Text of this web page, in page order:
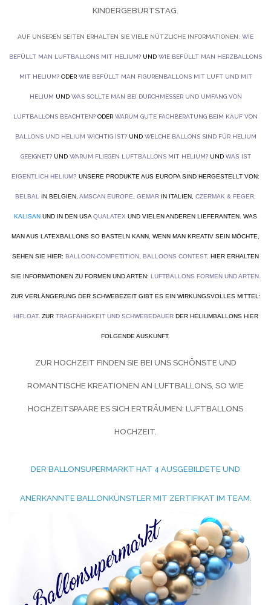
KINDERGEBURTSTAG.
AUF UNSEREN SEITEN ERHALTEN SIE VIELE NÜTZLICHE INFORMATIONEN: WIE
BEFÜLLT MAN LUFTBALLONS MIT HELIUM? UND WIE BEFÜLLT MAN HERZBALLONS
MIT HELIUM?ODER WIE BEFÜLLT MAN FIGURENBALLONS MIT LUFT UND MIT
HELIUM UND WAS SOLLTE MAN BEI DURCHMESSER UND UMFANG VON
LUFTBALLONS BEACHTEN? ODER WARUM GUTE FACHBERATUNG BEIM KAUF VON
BALLONS UND HELIUM WICHTIG IST?UND WELCHE BALLONS SIND FÜR HELIUM
GEEIGNET?UND WARUM FLIEGEN LUFTBALLONS MIT HELIUM?UND WAS IST
EIGENTLICH HELIUM? UNSERE PRODUKTE AUS EUROPA SIND HERGESTELLT VON:
BELBAL IN BELGIEN, AMSCAN EUROPE GEMAR IN ITALIEN, CZERMAK & FEGER
KALISAN UND IN DEN USA QUALATEX UND VIELEN ANDEREN LIEFERANTEN. WAS
MAN AUS LATEXBALLONS SO BASTELN KANN, WENN MAN KREATIV SEIN MÖCHTE,
SEHEN SIE HIER: BALLOON-COMPETITION BALLOONS CONTEST. HIER ERHALTEN
SIE INFORMATIONEN ZU FORMEN UND ARTEN: LUFTBALLONS FORMEN UND ARTEN.
ZUR VERLÄNGERUNG DER SCHWEBEZEIT GIBT ES EIN WIRKUNGSVOLLES MITTEL:
HIFLOAT. ZUR TRAGFÄHIGKEIT UND SCHWEBEDAUERDER HELIUMBALLONS HIER
FOLGENDE AUSKUNFT.
ZUR HOCHZEIT FINDEN SIE BEI UNS SCHÖNSTE UND
ROMANTISCHE KREATIONEN AN LUFTBALLONS, SO WIE
HOCHZEITSPAARE ES SICH ERTRÄUMEN: LUFTBALLONS
HOCHZEIT.
DER BALLONSUPERMARKT HAT 4 AUSGEBILDETE UND
ANERKANNTE BALLONKÜNSTLER MIT ZERTIFIKAT IM TEAM.